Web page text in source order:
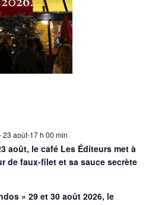
23 août-17 h 00 min
août, le café Les Éditeurs met à
de faux-filet et sa sauce secrète
» 29 et 30 août 2026, le